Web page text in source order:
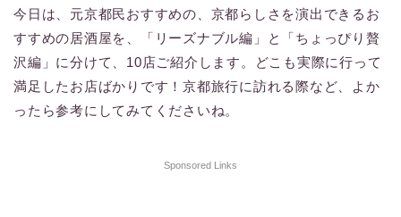
今日は、元京都民おすすめの、京都らしさを演出できるお
すすめの居酒屋を、「リーズナブル編」と「ちょっぴり贅
沢編」に分けて、10店ご紹介します。どこも実際に行って
満足したお店ばかりです！京都旅行に訪れる際など、よか
ったら参考にしてみてくださいね。
Sponsored Links